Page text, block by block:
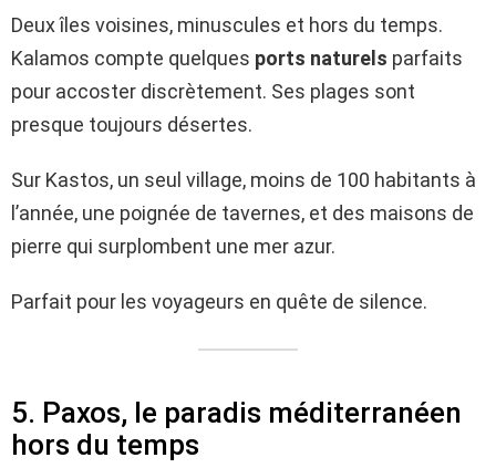
Deux îles voisines, minuscules et hors du temps.
Kalamos compte quelques ports naturels parfaits
pour accoster discrètement. Ses plages sont
presque toujours désertes.
Sur Kastos, un seul village, moins de 100 habitants à
l’année, une poignée de tavernes, et des maisons de
pierre qui surplombent une mer azur.
Parfait pour les voyageurs en quête de silence.
5. Paxos, le paradis méditerranéen
hors du temps